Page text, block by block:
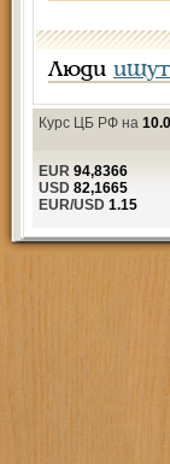
Люди ищут
Курс ЦБ РФ на
EUR 94,8366
USD 82,1665
EUR/USD 1.15